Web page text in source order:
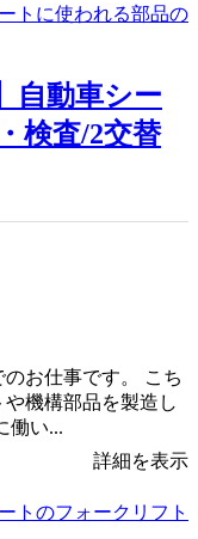
自動車シー
検査/2交替
お仕事です。 こち
機構部品を製造し
働い...
詳細を表示